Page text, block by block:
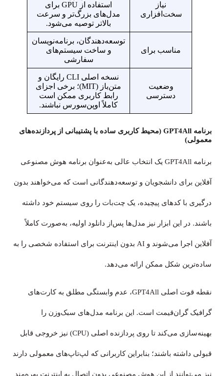
نیاز
سخت‌افزاری
استفاده از GPU برای
مدل‌های بزرگ‌تر و سرعت
بالاتر توصیه می‌شود.
مناسب برای
توسعه‌دهندگان، برنامه‌نویسان
و ساخت سیستم‌های
سفارشی
وضعیت
دسترسی
نسخه اصلی CLI رایگان و
متن‌باز (MIT)؛ برخی اجزای
رابط کاربری ممکن است
کاملاً اوپن‌سورس نباشند.
برنامه GPT4All (محیط کاربری ساده با پشتیبانی از پردازنده‌های
معمولی)
برنامه GPT4All یک انتخاب عالی به‌عنوان برنامه هوش مصنوعی
آفلاین برای دانشجویان و توسعه‌دهندگانی است که می‌خواهند بدون
درگیری با کدهای پیچیده، یک چت‌بات را روی سیستم خود داشته
باشند. در این ابزار نیز مدل‌ها پس‌از دانلود اولیه، به‌صورت کاملاً
آفلاین اجرا می‌شوند و AI بدون اینترنت برای استفاده شخصی را به
ساده‌ترین شکل ممکن ارائه می‌دهد.
نقطه قوت اصلی GPT4All، عدم وابستگی مطلق به کارت‌های
گرافیک گران‌قیمت است. این برنامه مدل‌های سبک‌وزن را
بهینه‌سازی می‌کند تا روی پردازنده اصلی (CPU) نیز خروجی قابل
قبولی داشته باشند؛ بنابراین کاربرانی که لپ‌تاپ‌های معمولی دارند
نیز می‌توانند از این هوش مصنوعی بدون اتصال به اینترنت بهره‌مند